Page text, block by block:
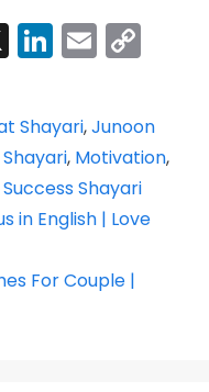
X Li
n
k
e
dI
n
E
m
ai
l
p
y
Li
n
Shayari,Junoon
, Motivation,
Success Shayari
in English | Love
For Couple |